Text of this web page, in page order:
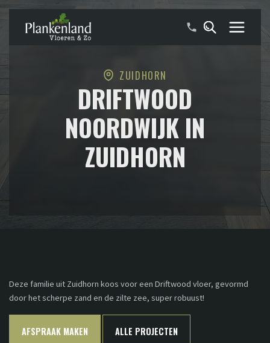
ZUIDHORN
DRIFTWOOD
NOORDWIJK IN
ZUIDHORN
Deze familie uit Zuidhorn koos voor een Driftwood vloer, gevormd
door het scherpe zand en de zilte zee, super robuust!
AFSPRAAK MAKEN ALLE PROJECTEN